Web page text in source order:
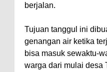
berjalan.
Tujuan tanggul ini
genangan air ketika
bisa masuk sewaktu-
warga dari mulai desa